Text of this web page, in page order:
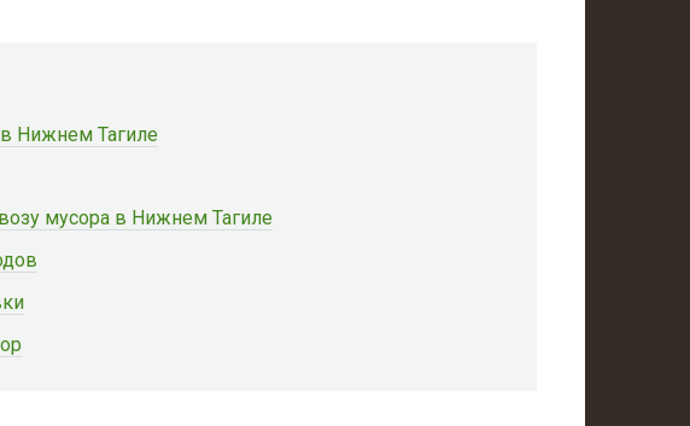
Нижнем Тагиле
мусора в Нижнем Тагиле